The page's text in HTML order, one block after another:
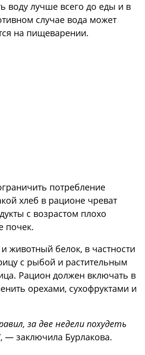
воду лучше всего до еды и в
случае вода может
на пищеварении.
потребление
хлеб в рационе чреват
с возрастом плохо
почек.
животный белок, в частности
с рыбой и растительным
Рацион должен включать в
орехами, сухофруктами и
за две недели похудеть
— заключила Бурлакова.